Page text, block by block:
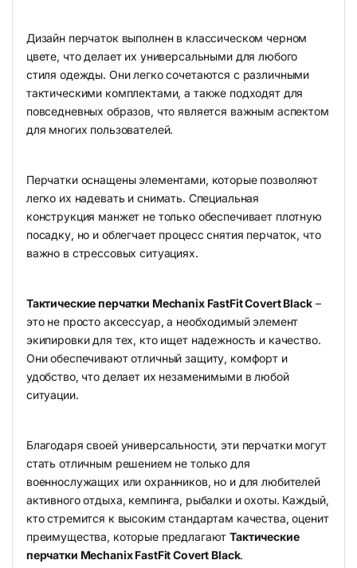
Дизайн перчаток выполнен в классическом черном
цвете, что делает их универсальными для любого
стиля одежды. Они легко сочетаются с различными
тактическими комплектами, а также подходят для
повседневных образов, что является важным аспектом
для многих пользователей.
Перчатки оснащены элементами, которые позволяют
легко их надевать и снимать. Специальная
конструкция манжет не только обеспечивает плотную
посадку, но и облегчает процесс снятия перчаток, что
важно в стрессовых ситуациях.
Тактические перчатки Mechanix FastFit Covert Black–
это не просто аксессуар, а необходимый элемент
экипировки для тех, кто ищет надежность и качество.
Они обеспечивают отличный защиту, комфорт и
удобство, что делает их незаменимыми в любой
ситуации.
Благодаря своей универсальности, эти перчатки могут
стать отличным решением не только для
военнослужащих или охранников, но и для любителей
активного отдыха, кемпинга, рыбалки и охоты. Каждый,
кто стремится к высоким стандартам качества, оценит
преимущества, которые предлагаютТактические
перчатки Mechanix FastFit Covert Black.